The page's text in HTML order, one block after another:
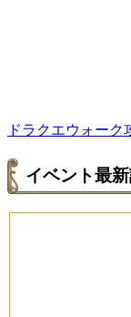
ドラクエウォーク
イベント最